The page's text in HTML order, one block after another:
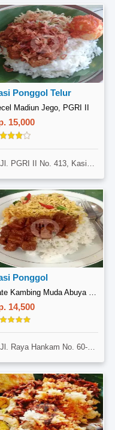
Ponggol Telur
Madiun Jego, PGRI II
15,000
PGRI II No. 413, Kasihan, Yogyakarta
Ponggol
14,500
Raya Hankam No. 60-30, Pondok Melati, Bekasi